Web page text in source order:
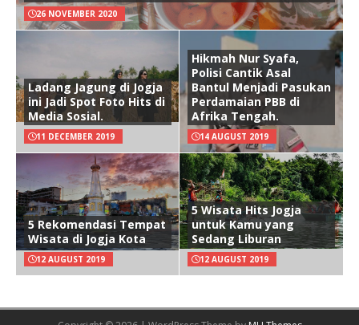
26 NOVEMBER 2020
Ladang Jagung di Jogja
ini Jadi Spot Foto Hits di
Media Sosial.
11 DECEMBER 2019
Hikmah Nur Syafa,
Polisi Cantik Asal
Bantul Menjadi Pasukan
Perdamaian PBB di
Afrika Tengah.
14 AUGUST 2019
5 Rekomendasi Tempat
Wisata di Jogja Kota
12 AUGUST 2019
5 Wisata Hits Jogja
untuk Kamu yang
Sedang Liburan
12 AUGUST 2019